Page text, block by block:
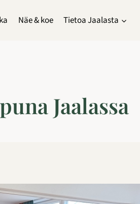
Näe & koe Tietoa Jaalasta
Jaalassa